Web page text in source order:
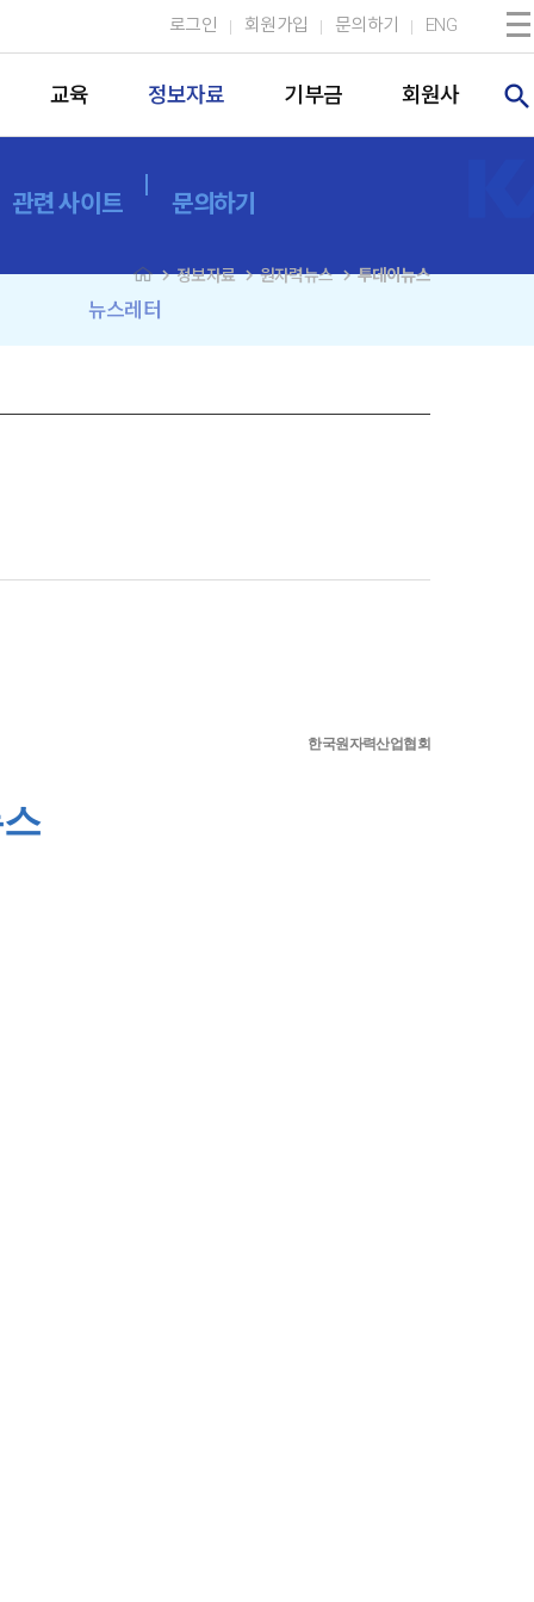
로그인 회원가입 문의하기 ENG
교육 정보자료 기부금 회원사 search
관련 사이트 문의하기
뉴스레터
navigate_next정보자료navigate_next원자력뉴스navigate_next투데이뉴스
한국원자력산업협회